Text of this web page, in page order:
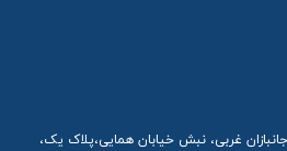
غربی، نبش خیابان همایی،پلاک یک،